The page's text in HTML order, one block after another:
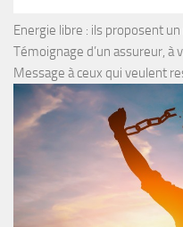
Energie libre : ils proposent
Témoignage d’un assureur, à
Message à ceux qui veulent